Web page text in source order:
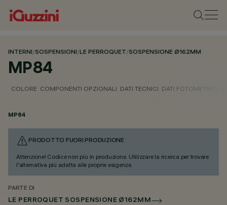
INTERNI/SOSPENSIONI/LE PERROQUET/SOSPENSIONE Ø162MM
MP84
COLORE COMPONENTI OPZIONALI DATI TECNICI DATI FOTOMETRICI
MP84
PRODOTTO FUORI PRODUZIONE
Attenzione! Codice non più in produzione. Utilizzare la ricerca per trovare
l'alternativa più adatta alle proprie esigenze.
PARTE DI
LE PERROQUET SOSPENSIONE Ø162MM